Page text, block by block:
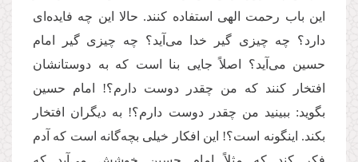
این باب رحمت الهی استفاده کنند. حالا این چه فایده‌ای
دارد؟‌ چه چیزی گیر خدا می‌آید؟ چه چیزی گیر امام
حسین می‌آید؟ اصلاً‌ جایی بنا است که به دوستانشان
افتخار کنند که من چقدر دوست دارم؟! امام حسین
بگوید: ببینید من چقدر دوست دارم؟! به دیگران افتخار
بکند. اینگونه است؟! این افکار خیلی بچه‌گانه است که آدم